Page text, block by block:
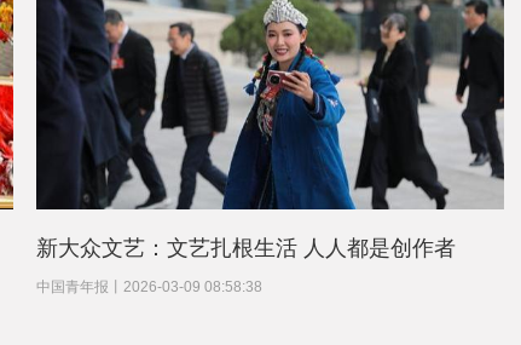
新大众文艺：文艺扎根生活 人人都是创作者
中国青年报 2026-03-09 08:58:38